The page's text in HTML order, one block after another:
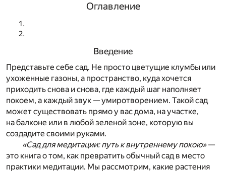
Оглавление
Введение
Представьте себе сад. Не просто цветущие клумбы или
ухоженные газоны, а пространство, куда хочется
приходить снова и снова, где каждый шаг наполняет
покоем, а каждый звук — умиротворением. Такой сад
может существовать прямо у вас дома, на участке,
на балконе или в любой зеленой зоне, которую вы
создадите своими руками.
«Сад для медитации: путь к внутреннему покою»—
это книга о том, как превратить обычный сад в место
практики медитации. Мы рассмотрим, какие растения